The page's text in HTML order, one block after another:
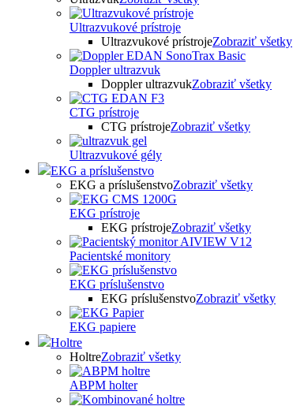
Ultrazvukové prístroje
Ultrazvukové prístrojeZobraziť všetky
Doppler ultrazvuk
Doppler ultrazvukZobraziť všetky
CTG prístroje
CTG prístrojeZobraziť všetky
Ultrazvukové gély
EKG a príslušenstvo
EKG a príslušenstvoZobraziť všetky
EKG prístroje
EKG prístrojeZobraziť všetky
Pacientské monitory
EKG príslušenstvo
EKG príslušenstvoZobraziť všetky
EKG papiere
Holtre
HoltreZobraziť všetky
ABPM holter